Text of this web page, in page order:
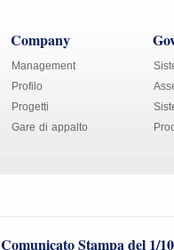
Company
Management
Profilo
Progetti
Gare di appalto
Comunicato Stampa del 1/